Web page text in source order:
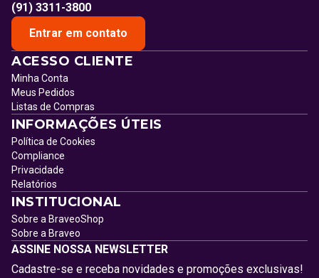
(91) 3311-3800
Entrar em contato
ACESSO CLIENTE
Minha Conta
Meus Pedidos
Listas de Compras
INFORMAÇÕES ÚTEIS
Política de Cookies
Compliance
Privacidade
Relatórios
INSTITUCIONAL
Sobre a BraveoShop
Sobre a Braveo
ASSINE NOSSA NEWSLETTER
Cadastre-se e receba novidades e promoções exclusivas!